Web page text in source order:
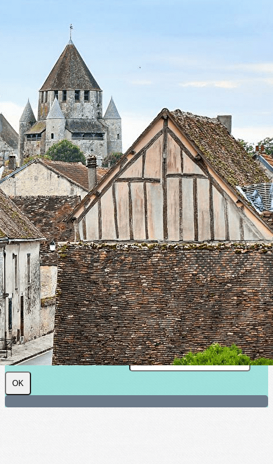
Exporter toutes les colonnes
Exporter uniquement les colonnes affichées
Actualités
Présentation
Monuments
Missions de la société
Droits des sociétaires
Dons & Legs à la SHAAP
Actualités (archives)
?>
Images de la page d'accueil
Cliquez pour éditer
Texte, bouton et/ou inscription à la newsletter
Cliquez pour éditer
SHAAP : Société d'histoire et
d'archéologie de l'arrondissement de
Provins
Je m'abonne à la newsletter
OK